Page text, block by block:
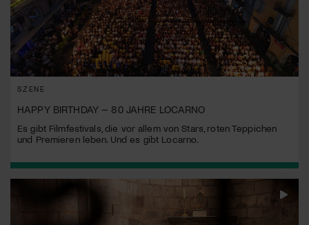
SZENE
HAPPY BIRTHDAY – 80 JAHRE LOCARNO
Es gibt Filmfestivals, die vor allem von Stars, roten Teppichen
und Premieren leben. Und es gibt Locarno.